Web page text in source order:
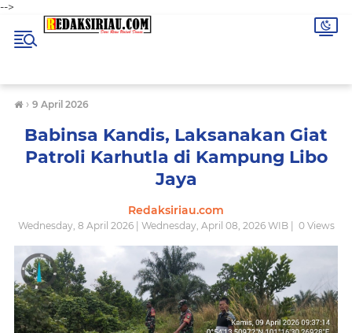
-->
› 9 April 2026
Babinsa Kandis, Laksanakan Giat
Patroli Karhutla di Kampung Libo
Jaya
Redaksiriau.com
Wednesday, 8 April 2026 | Wednesday, April 08, 2026 WIB | 0Views